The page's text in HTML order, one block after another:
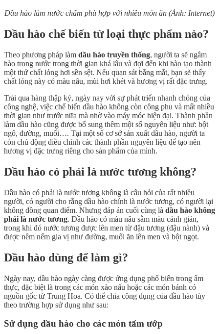
Dầu hào làm nước chấm phù hợp với nhiều món ăn (Ảnh: Internet)
Dầu hào chế biến từ loại thực phẩm nào?
Theo phương pháp làm dầu hào truyền thống, người ta sẽ ngâm
hào trong nước trong thời gian khá lâu và đợi đến khi hào tạo thành
một thứ chất lỏng hơi sền sệt. Nếu quan sát bằng mắt, bạn sẽ thấy
chất lỏng này có màu nâu, mùi hơi khét và hương vị rất đặc trưng.
Trải qua hàng thập kỷ, ngày nay với sự phát triển nhanh chóng của
công nghệ, việc chế biến dầu hào không còn công phu và mất nhiều
thời gian như trước nữa mà nhờ vào máy móc hiện đại. Thành phần
làm dầu hào cũng được bổ sung thêm một số nguyên liệu như: bột
ngô, đường, muối…. Tại một số cơ sở sản xuất dầu hào, người ta
còn chủ động điều chỉnh các thành phần nguyên liệu để tạo nên
hương vị đặc trưng riêng cho sản phẩm của mình.
Dầu hào có phải là nước tương không?
Dầu hào có phải là nước tương không là câu hỏi của rất nhiều
người, có người cho rằng dầu hào chính là nước tương, có người lại
không đồng quan điểm. Nhưng đáp án cuối cùng là dầu hào không
phải là nước tương. Dầu hào có màu nâu sẫm màu cánh gián,
trong khi đó nước tương được lên men từ đậu tương (đậu nành) và
được nêm nếm gia vị như đường, muối ăn lên men và bột ngọt.
Dầu hào dùng để làm gì?
Ngày nay, dầu hào ngày càng được ứng dụng phổ biến trong ẩm
thực, đặc biệt là trong các món xào nấu hoặc các món bánh có
nguồn gốc từ Trung Hoa. Có thể chia công dụng của dầu hào tùy
theo trường hợp sử dụng như sau:
Sử dụng dầu hào cho các món tẩm ướp